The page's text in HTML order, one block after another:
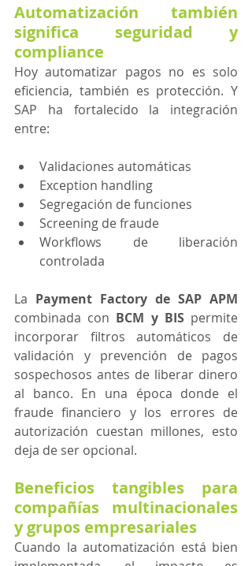
Automatización también
significa seguridad y
compliance
Hoy automatizar pagos no es solo
eficiencia, también es protección. Y
SAP ha fortalecido la integración
entre:
Validaciones automáticas
Exception handling
Segregación de funciones
Screening de fraude
Workflows de liberación
controlada
La Payment Factory de SAP APM
combinada con BCM y BIS permite
incorporar filtros automáticos de
validación y prevención de pagos
sospechosos antes de liberar dinero
al banco. En una época donde el
fraude financiero y los errores de
autorización cuestan millones, esto
deja de ser opcional.
Beneficios tangibles para
compañías multinacionales
y grupos empresariales
Cuando la automatización está bien